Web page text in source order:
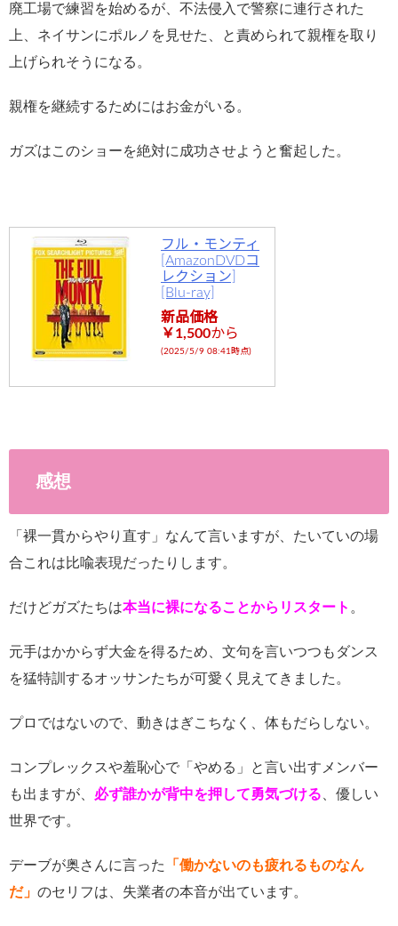
廃工場で練習を始めるが、不法侵入で警察に連行された
上、ネイサンにポルノを見せた、と責められて親権を取り
上げられそうになる。
親権を継続するためにはお金がいる。
ガズはこのショーを絶対に成功させようと奮起した。
フル・モンティ
[AmazonDVDコ
レクション]
[Blu-ray]
新品価格
￥1,500から
(2025/5/9 08:41時点)
感想
「裸一貫からやり直す」なんて言いますが、たいていの場
合これは比喩表現だったりします。
だけどガズたちは本当に裸になることからリスタート 。
元手はかからず大金を得るため、文句を言いつつもダンス
を猛特訓するオッサンたちが可愛く見えてきました。
プロではないので、動きはぎこちなく、体もだらしない。
コンプレックスや羞恥心で「やめる」と言い出すメンバー
も出ますが、 必ず誰かが背中を押して勇気づける 、優しい
世界です。
デーブが奥さんに言った
「働かないのも疲れるものなん
だ」 のセリフは、失業者の本音が出ています。